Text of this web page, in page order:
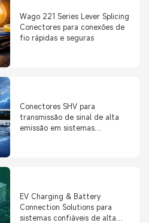
Wago 221 Series Lever Splicing
Conectores para conexões de
fio rápidas e seguras
Conectores SHV para
transmissão de sinal de alta
emissão em sistemas
EV Charging & Battery
Connection Solutions para
sistemas confiáveis de alta